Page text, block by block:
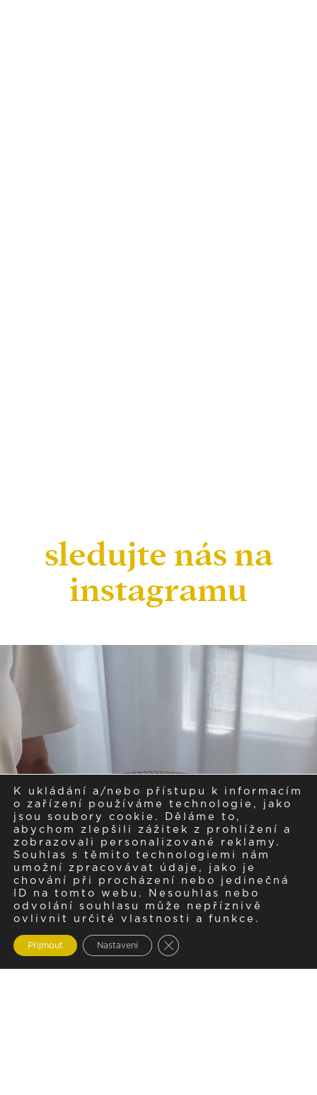
sledujte nás na
instagramu
K ukládání a/nebo přístupu k informacím
o zařízení používáme technologie, jako
jsou soubory cookie. Děláme to,
abychom zlepšili zážitek z prohlížení a
zobrazovali personalizované reklamy.
Souhlas s těmito technologiemi nám
umožní zpracovávat údaje, jako je
chování při procházení nebo jedinečná
ID na tomto webu. Nesouhlas nebo
odvolání souhlasu může nepříznivě
ovlivnit určité vlastnosti a funkce.
Přijmout Nastavení Zavřít cookie lištu GDPR